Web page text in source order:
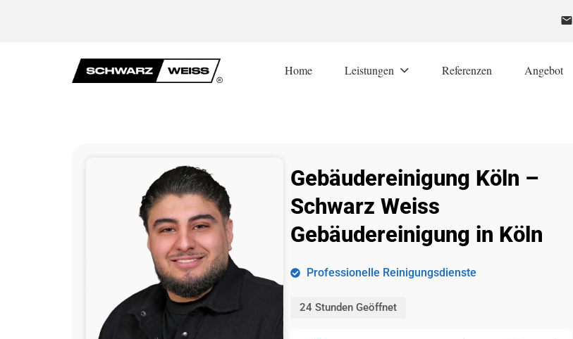
email
Home Leistungen Referenzen Angebot
Gebäudereinigung Köln –
Schwarz Weiss
Gebäudereinigung in Köln
Professionelle Reinigungsdienste
24 Stunden Geöffnet